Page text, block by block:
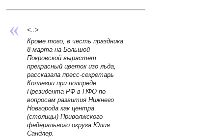
<..>
Кроме того, в честь праздника
8 марта на Большой
Покровской вырастет
прекрасный цветок изо льда,
рассказала пресс-секретарь
Коллегии при полпреде
Президента РФ в ПФО по
вопросам развития Нижнего
Новгорода как центра
(столицы) Приволжского
федерального округа Юлия
Сандлер.